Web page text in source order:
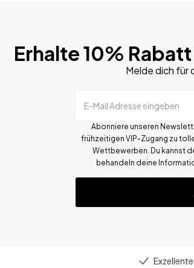
Erhalte 10%
Melde dich für
E-Mail Adresse eingeben
Abonniere unseren
frühzeitigen VIP-Zugang zu
Wettbewerben. Du kannst
behandeln deine